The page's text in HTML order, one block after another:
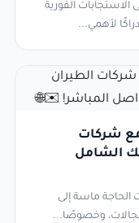
الاستجابات الفورية
لأهمي...
شركات
الشامل
الحاجة ماسة إلى
وخصوصًا...